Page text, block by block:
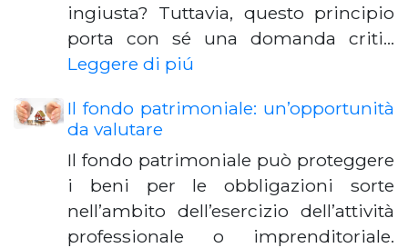
ingiusta? Tuttavia, questo principio
porta con sé una domanda criti…
Leggere di piú
Il fondo patrimoniale: un’opportunità
da valutare
Il fondo patrimoniale può proteggere
i beni per le obbligazioni sorte
nell’ambito dell’esercizio dell’attività
professionale o imprenditoriale.